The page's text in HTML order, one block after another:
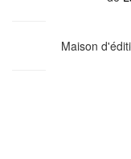
Maison